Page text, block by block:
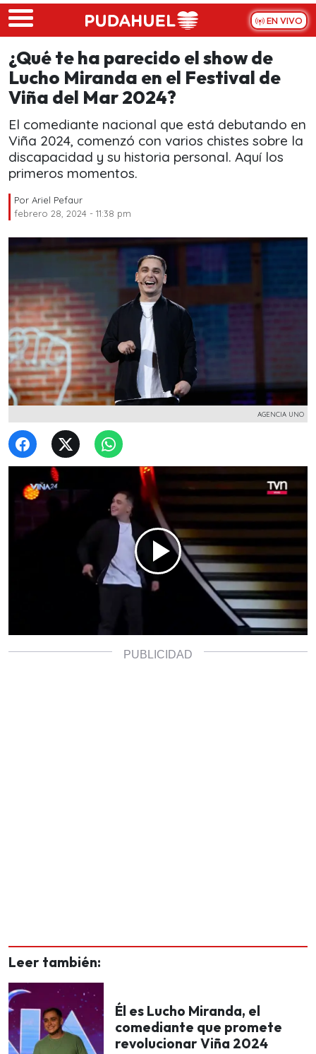
Skip to main content
EN VIVO
¿Qué te ha parecido el show de
Lucho Miranda en el Festival de
Viña del Mar 2024?
El comediante nacional que está debutando en
Viña 2024, comenzó con varios chistes sobre la
discapacidad y su historia personal. Aquí los
primeros momentos.
Por Ariel Pefaur
febrero 28, 2024 - 11:38 pm
AGENCIA UNO
Leer también:
Él es Lucho Miranda, el
comediante que promete
revolucionar Viña 2024